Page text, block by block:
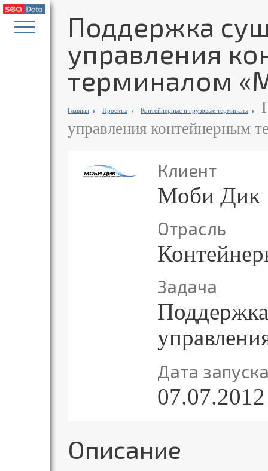
Поддержка
управления
терминалом
Главная Проекты Контейнерные и грузовые терминалы
управления контейнерным
Клиент
Моби Дик
Отрасль
Задача
Дата
07.07.2012
Описание